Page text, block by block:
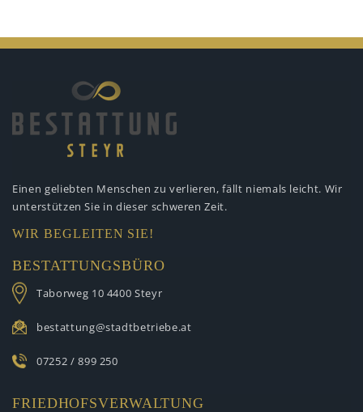
Einen geliebten Menschen zu verlieren, fällt niemals leicht. Wir
unterstützen Sie in dieser schweren Zeit.
WIR BEGLEITEN SIE!
BESTATTUNGSBÜRO
Taborweg 10 4400 Steyr
bestattung@stadtbetriebe.at
07252 / 899 250
FRIEDHOFSVERWALTUNG